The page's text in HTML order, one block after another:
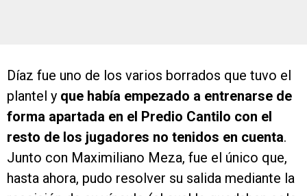
forma apartada en el Predio Cantilo con el
resto de los jugadores no tenidos en cuenta
Junto con Maximiliano Meza, fue el único que,
hasta ahora, pudo resolver su salida mediante la
rescisión de su vínculo (al cual le quedaban solo
seis meses).